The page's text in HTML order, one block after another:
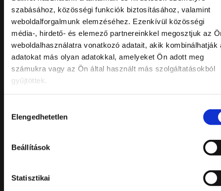
szabásához, közösségi funkciók biztosításához, valamint
weboldalforgalmunk elemzéséhez. Ezenkívül közösségi
média-, hirdető- és elemező partnereinkkel megosztjuk az
weboldalhasználatra vonatkozó adatait, akik kombinálhatják
adatokat más olyan adatokkal, amelyeket Ön adott meg
számukra vagy az Ön által használt más szolgáltatásokból
gyűjtöttek.
kiválasztása
Elengedhetetlen
Beállítások
Statisztikai
SUPREME
CSIRKEMELL
FASZÉNEN
GRILLEZVE
(7)
7190,-
kesudiós színes rizzsel
supreme with
fragrant rice